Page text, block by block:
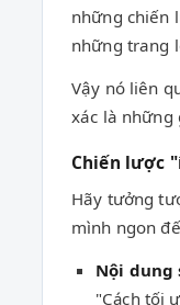
những chiến
những trang
Vậy nó liên
xác là những
Chiến lược
Hãy tưởng
mình ngon
Nội dung
"Cách tối